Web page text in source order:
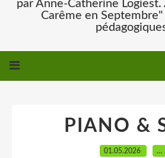
par Anne-Catherine
Carême en Septembre"
PIANO &
01.05.2026 …